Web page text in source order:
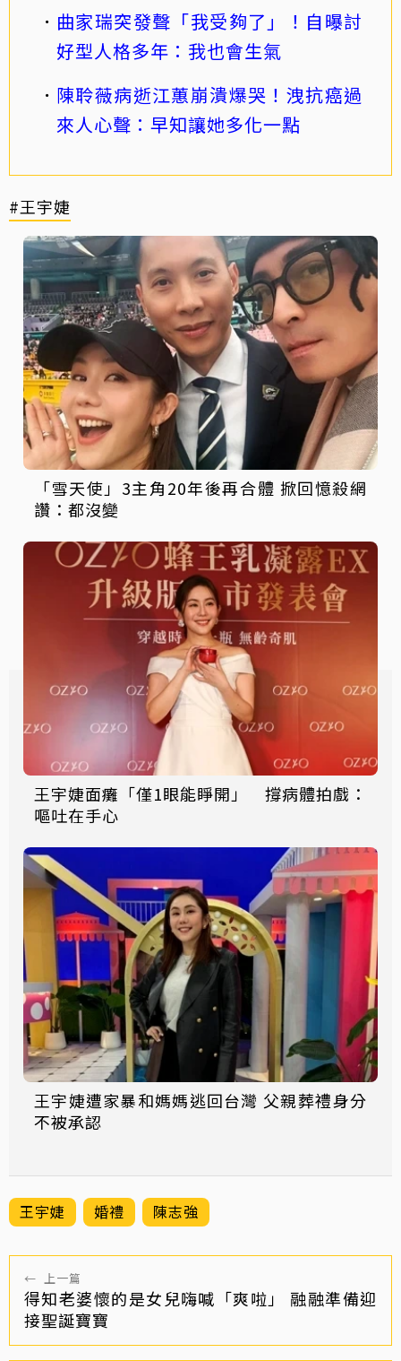
曲家瑞突發聲「我受夠了」！自曝討
好型人格多年：我也會生氣
陳聆薇病逝江蕙崩潰爆哭！洩抗癌過
來人心聲：早知讓她多化一點
#王宇婕
「雪天使」3主角20年後再合體 掀回憶殺網
讚：都沒變
王宇婕面癱「僅1眼能睜開」 撐病體拍戲：
嘔吐在手心
王宇婕遭家暴和媽媽逃回台灣 父親葬禮身分
不被承認
王宇婕 婚禮 陳志強
← 上一篇
得知老婆懷的是女兒嗨喊「爽啦」 融融準備迎
接聖誕寶寶